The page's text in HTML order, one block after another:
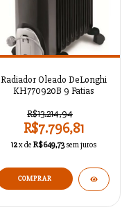
Radiador Oleado DeLonghi
KH770920B 9 Fatias
R$13.214,94
R$7.796,81
12x de R$649,73 sem juros